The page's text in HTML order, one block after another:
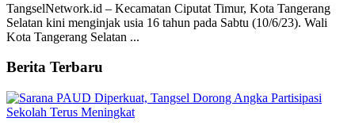
TangselNetwork.id – Kecamatan Ciputat Timur, Kota Tangerang
Selatan kini menginjak usia 16 tahun pada Sabtu (10/6/23). Wali
Kota Tangerang Selatan ...
Berita Terbaru